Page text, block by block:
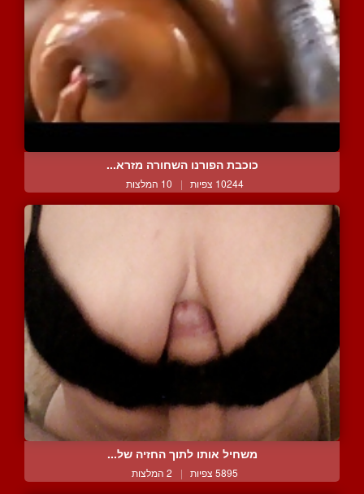
כוכבת הפורנו השחורה מזרא...
10244 צפיות | 10 המלצות
משחיל אותו לתוך החזיה של...
5895 צפיות | 2 המלצות